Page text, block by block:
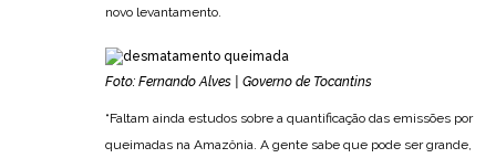
novo levantamento.
Foto: Fernando Alves | Governo de Tocantins
“Faltam ainda estudos sobre a quantificação das emissões por
queimadas na Amazônia. A gente sabe que pode ser grande,